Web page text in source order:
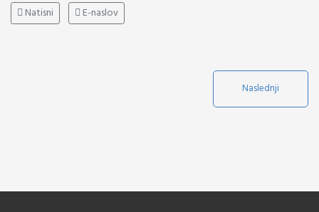
Natisni E-naslov
Naslednji